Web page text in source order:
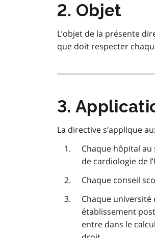
2. Objet
L’objet de la présente
que doit respecter
3.
La directive s’applique
Chaque hôpital au
de cardiologie de
Chaque conseil
Chaque université
établissement
entre dans le